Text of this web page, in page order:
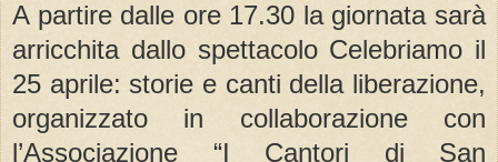
A partire dalle ore 17.30 la giornata sarà
arricchita dallo spettacolo Celebriamo il
25 aprile: storie e canti della liberazione,
organizzato in collaborazione con
l’Associazione “I Cantori di San